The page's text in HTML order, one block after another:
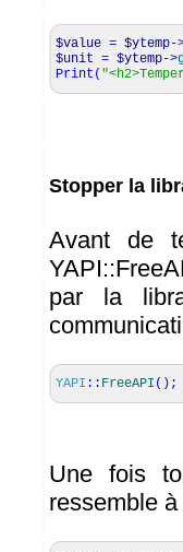
$value = $ytemp-
$unit = $ytemp->
Print (
Stopper la
Avant de
par la
YAPI :: FreeAPI ( ) ;
Une fois
ressemble